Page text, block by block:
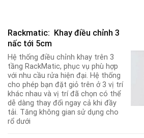
Rackmatic: Khay điều chỉnh 3
nấc tới 5cm
Hệ thống điều chỉnh khay trên 3
tầng RackMatic, phục vụ phù hợp
với nhu cầu rửa hiện đại. Hệ thống
cho phép bạn đặt giỏ trên ở 3 vị trí
khác nhau và vị trí đã chọn có thể
dễ dàng thay đổi ngay cả khi đầy
tải. Tăng không gian sử dụng cho
rổ dưới